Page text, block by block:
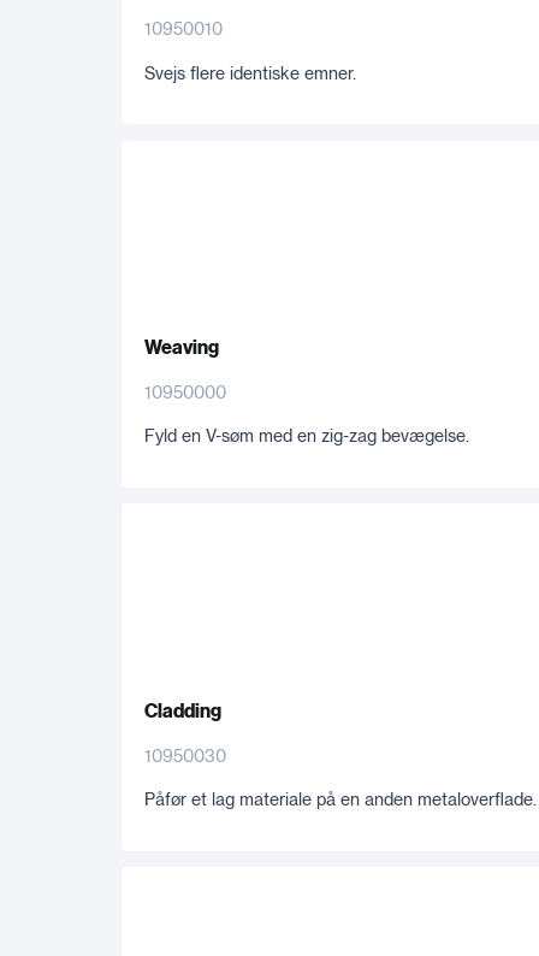
10950010
Svejs flere identiske emner.
Weaving
10950000
Fyld en V-søm med en zig-zag bevægelse.
Cladding
10950030
Påfør et lag materiale på en anden metaloverflade.